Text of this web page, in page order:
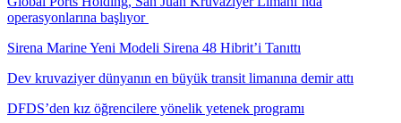
operasyonlarına başlıyor
Sirena Marine Yeni Modeli Sirena 48 Hibrit’i Tanıttı
Dev kruvaziyer dünyanın en büyük transit limanına demir attı
DFDS’den kız öğrencilere yönelik yetenek programı